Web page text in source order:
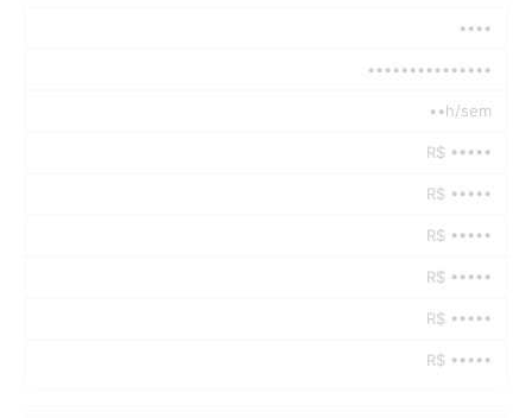
••••
•••••••••••••••
••h/sem
R$ •••••
R$ •••••
R$ •••••
R$ •••••
R$ •••••
R$ •••••